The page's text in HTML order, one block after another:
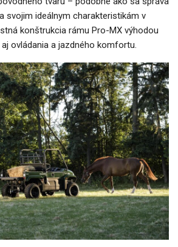
svojim ideálnym charakteristikám v
konštrukcia rámu Pro-MX výhodou
ovládania a jazdného komfortu.